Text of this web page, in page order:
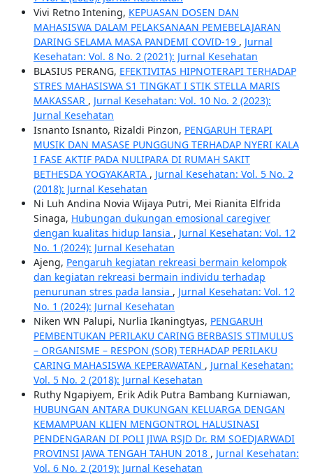
Vivi Retno Intening, KEPUASAN DOSEN DAN
MAHASISWA DALAM PELAKSANAAN PEMEBELAJARAN
DARING SELAMA MASA PANDEMI COVID-19 , Jurnal
Kesehatan: Vol. 8 No. 2 (2021): Jurnal Kesehatan
BLASIUS PERANG, EFEKTIVITAS HIPNOTERAPI TERHADAP
STRES MAHASISWA S1 TINGKAT I STIK STELLA MARIS
MAKASSAR , Jurnal Kesehatan: Vol. 10 No. 2 (2023):
Jurnal Kesehatan
Isnanto Isnanto, Rizaldi Pinzon, PENGARUH TERAPI
MUSIK DAN MASASE PUNGGUNG TERHADAP NYERI KALA
I FASE AKTIF PADA NULIPARA DI RUMAH SAKIT
BETHESDA YOGYAKARTA , Jurnal Kesehatan: Vol. 5 No. 2
(2018): Jurnal Kesehatan
Ni Luh Andina Novia Wijaya Putri, Mei Rianita Elfrida
Sinaga, Hubungan dukungan emosional caregiver
dengan kualitas hidup lansia , Jurnal Kesehatan: Vol. 12
No. 1 (2024): Jurnal Kesehatan
Ajeng, Pengaruh kegiatan rekreasi bermain kelompok
dan kegiatan rekreasi bermain individu terhadap
penurunan stres pada lansia , Jurnal Kesehatan: Vol. 12
No. 1 (2024): Jurnal Kesehatan
Niken WN Palupi, Nurlia Ikaningtyas, PENGARUH
PEMBENTUKAN PERILAKU CARING BERBASIS STIMULUS
– ORGANISME – RESPON (SOR) TERHADAP PERILAKU
CARING MAHASISWA KEPERAWATAN , Jurnal Kesehatan:
Vol. 5 No. 2 (2018): Jurnal Kesehatan
Ruthy Ngapiyem, Erik Adik Putra Bambang Kurniawan,
HUBUNGAN ANTARA DUKUNGAN KELUARGA DENGAN
KEMAMPUAN KLIEN MENGONTROL HALUSINASI
PENDENGARAN DI POLI JIWA RSJD Dr. RM SOEDJARWADI
PROVINSI JAWA TENGAH TAHUN 2018 , Jurnal Kesehatan:
Vol. 6 No. 2 (2019): Jurnal Kesehatan